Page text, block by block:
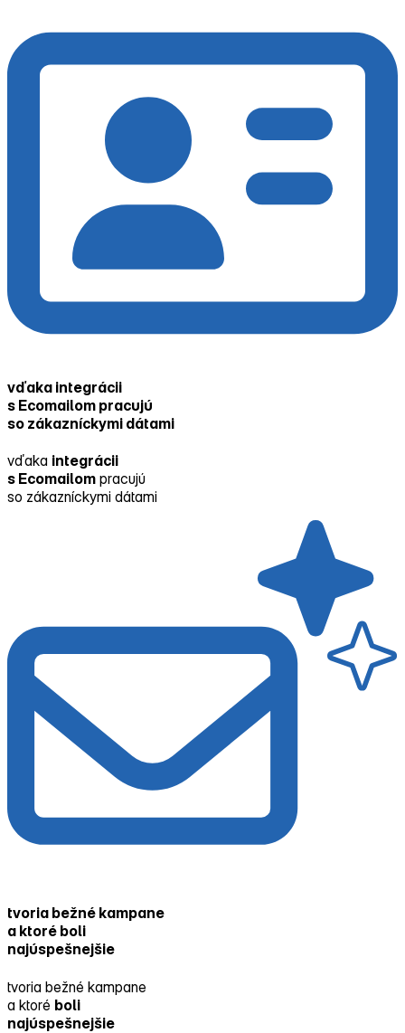
vďaka integrácii
s Ecomailom pracujú
so zákazníckymi dátami
vďaka integrácii
s Ecomailom pracujú
so zákazníckymi dátami
tvoria bežné kampane
a ktoré boli
najúspešnejšie
tvoria bežné kampane
a ktoré boli
najúspešnejšie